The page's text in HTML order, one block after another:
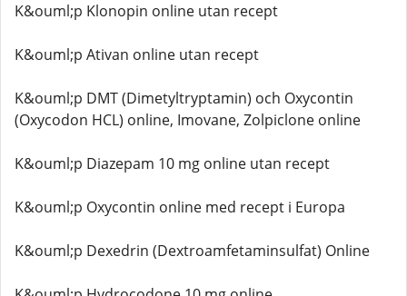
K&ouml;p Klonopin online utan recept
K&ouml;p Ativan online utan recept
K&ouml;p DMT (Dimetyltryptamin) och Oxycontin
(Oxycodon HCL) online, Imovane, Zolpiclone online
K&ouml;p Diazepam 10 mg online utan recept
K&ouml;p Oxycontin online med recept i Europa
K&ouml;p Dexedrin (Dextroamfetaminsulfat) Online